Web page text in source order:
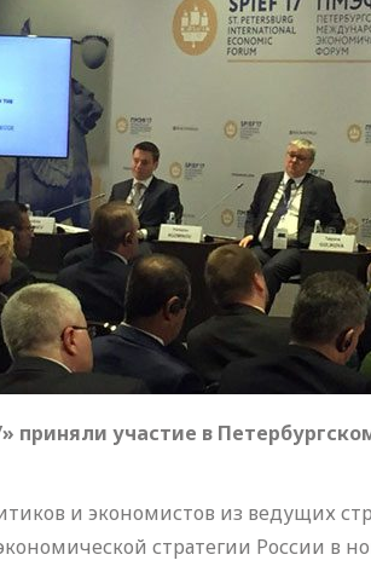
приняли участие в
и экономистов из ведущих
стратегии России в